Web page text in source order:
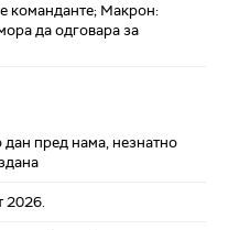
команданте; Макрон:
да одговара за
пред нама, незнатно
2026.